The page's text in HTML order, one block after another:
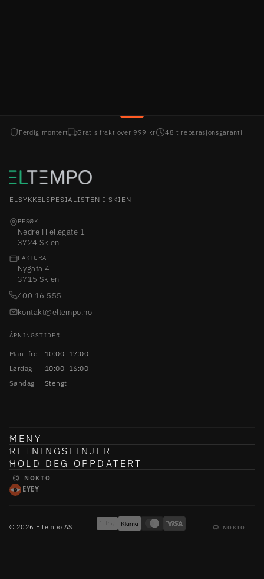
Ferdig montert Gratis frakt over 999 kr 48 t reparasjonsgaranti
ELSYKKELSPESIALISTEN I SKIEN
BESØK
Nedre Hjellegate 1
3724 Skien
FAKTURA
Nygata 4
3715 Skien
400 16 555
kontakt@eltempo.no
ÅPNINGSTIDER
Man–fre
10:00–17:00
Lørdag
10:00–16:00
Søndag
Stengt
MENY
RETNINGSLINJER
HOLD DEG OPPDATERT
NOKTO
EYEY
© 2026 Eltempo AS NOKTO